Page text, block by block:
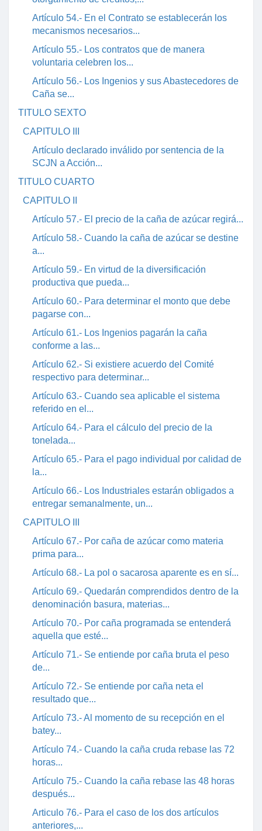
Artículo 54.- En el Contrato se establecerán los
mecanismos necesarios...
Artículo 55.- Los contratos que de manera
voluntaria celebren los...
Artículo 56.- Los Ingenios y sus Abastecedores de
Caña se...
TITULO SEXTO
CAPITULO III
Artículo declarado inválido por sentencia de la
SCJN a Acción...
TITULO CUARTO
CAPITULO II
Artículo 57.- El precio de la caña de azúcar regirá...
Artículo 58.- Cuando la caña de azúcar se destine
a...
Artículo 59.- En virtud de la diversificación
productiva que pueda...
Artículo 60.- Para determinar el monto que debe
pagarse con...
Artículo 61.- Los Ingenios pagarán la caña
conforme a las...
Artículo 62.- Si existiere acuerdo del Comité
respectivo para determinar...
Artículo 63.- Cuando sea aplicable el sistema
referido en el...
Artículo 64.- Para el cálculo del precio de la
tonelada...
Artículo 65.- Para el pago individual por calidad de
la...
Artículo 66.- Los Industriales estarán obligados a
entregar semanalmente, un...
CAPITULO III
Artículo 67.- Por caña de azúcar como materia
prima para...
Artículo 68.- La pol o sacarosa aparente es en sí...
Artículo 69.- Quedarán comprendidos dentro de la
denominación basura, materias...
Artículo 70.- Por caña programada se entenderá
aquella que esté...
Artículo 71.- Se entiende por caña bruta el peso
de...
Artículo 72.- Se entiende por caña neta el
resultado que...
Artículo 73.- Al momento de su recepción en el
batey...
Artículo 74.- Cuando la caña cruda rebase las 72
horas...
Artículo 75.- Cuando la caña rebase las 48 horas
después...
Articulo 76.- Para el caso de los dos artículos
anteriores,...